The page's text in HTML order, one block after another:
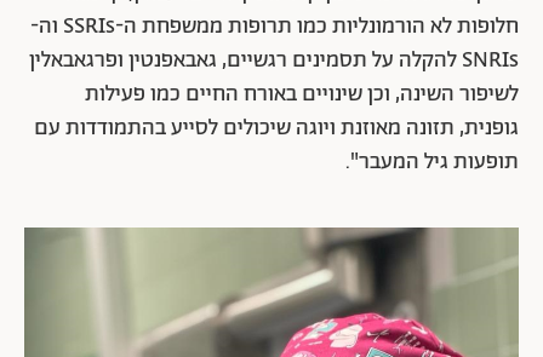
חלופות לא הורמונליות כמו תרופות ממשפחת ה-SSRIs וה-
SNRIs להקלה על תסמינים רגשיים, גאבאפנטין ופרגאבאלין
לשיפור השינה, וכן שינויים באורח החיים כמו פעילות
גופנית, תזונה מאוזנת ויוגה שיכולים לסייע בהתמודדות עם
תופעות גיל המעבר".